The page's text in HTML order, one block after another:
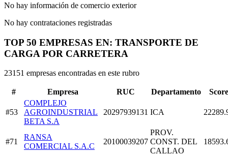
No hay información de comercio exterior
No hay contrataciones registradas
TOP 50 EMPRESAS EN: TRANSPORTE DE
CARGA POR CARRETERA
23151 empresas encontradas en este rubro
# Empresa RUC Departamento Score
#53
COMPLEJO
AGROINDUSTRIAL
BETA S.A
20297939131 ICA
#71
RANSA
COMERCIAL S.A.C
20100039207
PROV.
CONST. DEL
CALLAO